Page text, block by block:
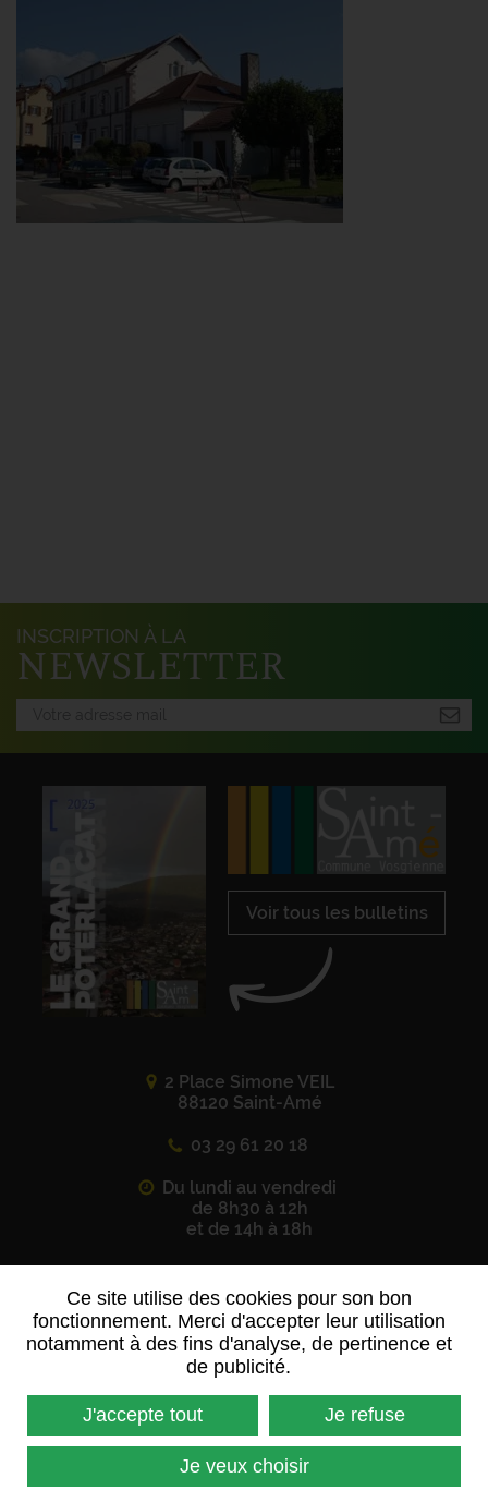
INSCRIPTION À LA
NEWSLETTER
Voir tous les bulletins
2 Place Simone VEIL
88120 Saint-Amé
03 29 61 20 18
Du lundi au vendredi
de 8h30 à 12h
et de 14h à 18h
Suivez-nous sur les réseaux sociaux
Contactez-nous
Ce site utilise des cookies pour son bon
fonctionnement. Merci d'accepter leur utilisation
notamment à des fins d'analyse, de pertinence et
de publicité.
J'accepte tout Je refuse
Je veux choisir